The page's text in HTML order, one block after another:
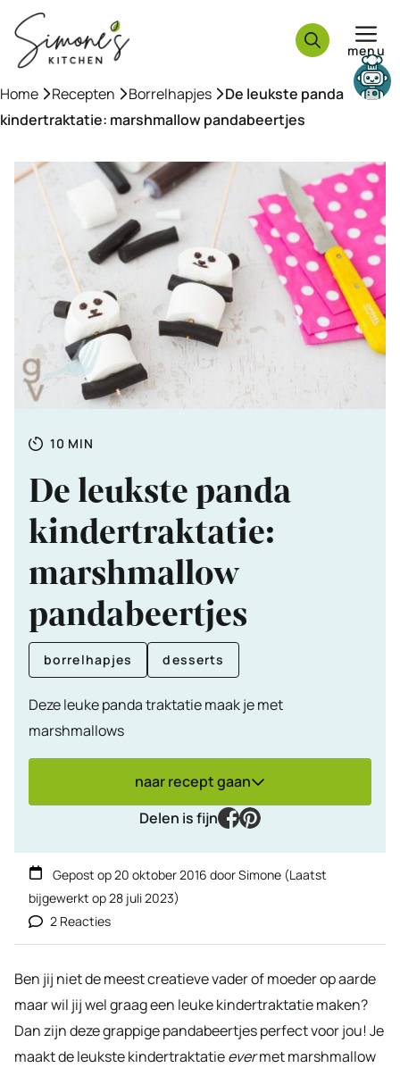
naar
inhoud
menu
Home »Recepten »Borrelhapjes »De leukste panda
kindertraktatie: marshmallow pandabeertjes
Totale
10 MINUTEN
MIN
De leukste panda
kindertraktatie:
marshmallow
pandabeertjes
borrelhapjes desserts
Deze leuke panda traktatie maak je met
marshmallows
naar recept gaan
Delen is fijn
facebook
pinterest
Gepost op20 oktober 2016 doorSimone (Laatst
bijgewerkt op28 juli 2023)
2 Reacties
Ben jij niet de meest creatieve vader of moeder op aarde
maar wil jij wel graag een leuke kindertraktatie maken?
Dan zijn deze grappige pandabeertjes perfect voor jou! Je
maakt de leukste kindertraktatieevermet marshmallow